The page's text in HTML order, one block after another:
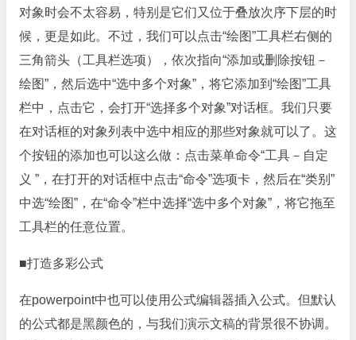
对象时会不太容易，特别是它们又位于叠放次序下层的时
候，更是如此。不过，我们可以点击“绘图”工具栏右侧的
三角箭头（工具栏选项），依次指向“添加或删除按钮－
绘图”，然后选中“选中多个对象”，将它添加到“绘图”工具
栏中，点击它，会打开“选择多个对象”对话框。我们只要
在对话框的对象列表中选中相应的那些对象就可以了。这
个按钮的添加也可以这么做：点击菜单命令“工具－自定
义 ”，在打开的对话框中点击“命令”选项卡，然后在“类别”
中选“绘图”，在“命令”栏中选择“选中多个对象”，将它拖至
工具栏的任意位置。
■打造多彩公式
在powerpoint中也可以使用公式编辑器插入公式。但默认
的公式都是黑颜色的，与我们演示文稿的背景很不协调。